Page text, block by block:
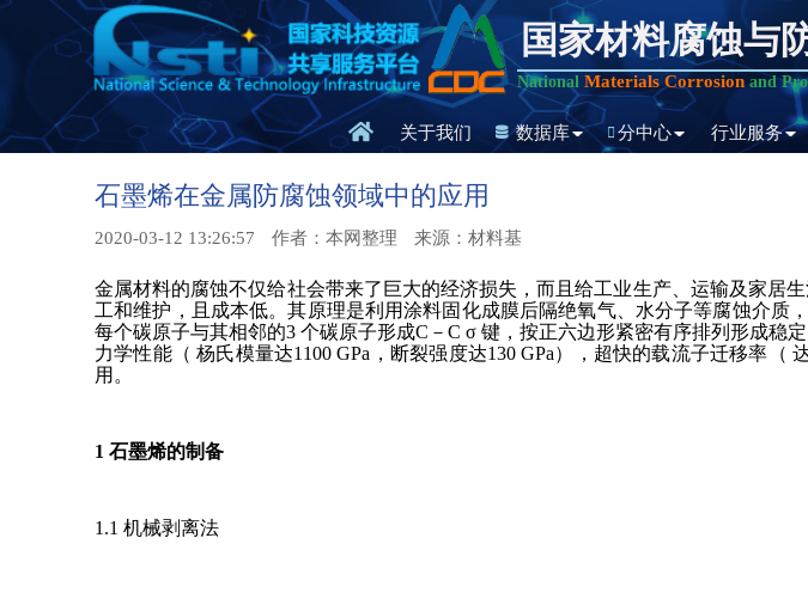
国家材料腐蚀与
National Materials Corrosionand
关于我们 数据库 分中心 行业服务
石墨烯在金属防腐蚀领域中的应用
2020-03-12 13:26:57 作者：本网整理 来源：材料基
金属材料的腐蚀不仅给社会带来了巨大的经济损失，而且给工业生产、运输及家居
工和维护，且成本低。其原理是利用涂料固化成膜后隔绝氧气、水分子等腐蚀介质
每个碳原子与其相邻的3 个碳原子形成C－C σ 键，按正六边形紧密有序排列形成稳
力学性能（ 杨氏模量达1100 GPa，断裂强度达130 GPa），超快的载流子迁移率
用。
1 石墨烯的制备
1.1 机械剥离法